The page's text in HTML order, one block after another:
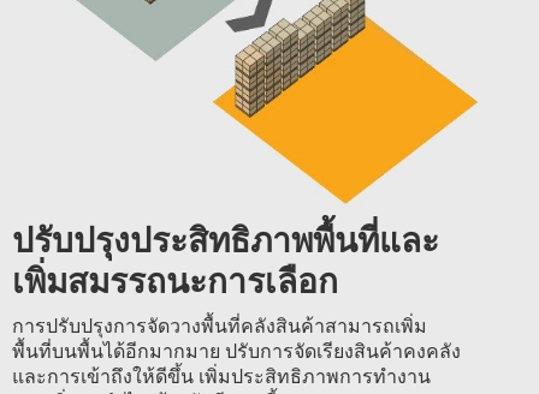
ปรับปรุงประสิทธิภาพพื้นที่และ
เพิ่มสมรรถนะการเลือก
การปรับปรุงการจัดวางพื้นที่คลังสินค้าสามารถเพิ่ม
พื้นที่บนพื้นได้อีกมากมาย ปรับการจัดเรียงสินค้าคงคลัง
และการเข้าถึงให้ดีขึ้น เพิ่มประสิทธิภาพการทำงาน